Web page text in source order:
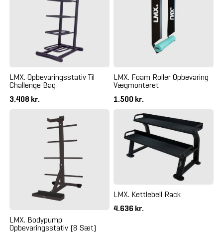
LMX. Opbevaringsstativ Til
Challenge Bag
3.408 kr.
LMX. Foam Roller Opbevaring
Vægmonteret
1.500 kr.
LMX. Bodypump
Opbevaringsstativ (8 Sæt)
LMX. Kettlebell Rack
4.636 kr.